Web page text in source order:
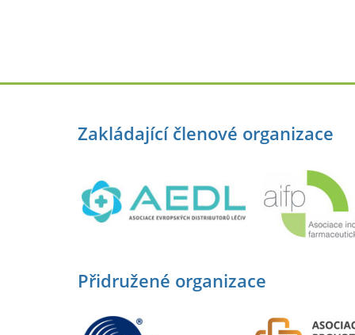
Zakládající členové organizace
Přidružené organizace